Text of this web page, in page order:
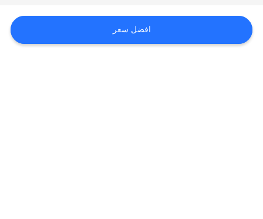
خريطة
افضل سعر